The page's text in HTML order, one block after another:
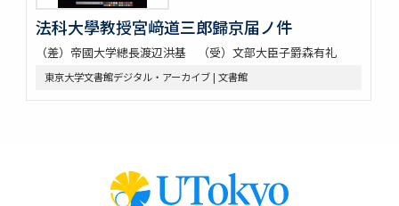
法科大學教授宮﨑道三郎歸京届ノ件
（差）帝國大学總長渡辺洪基 （受）文部大臣子爵森有礼
東京大学文書館デジタル・アーカイブ | 文書館